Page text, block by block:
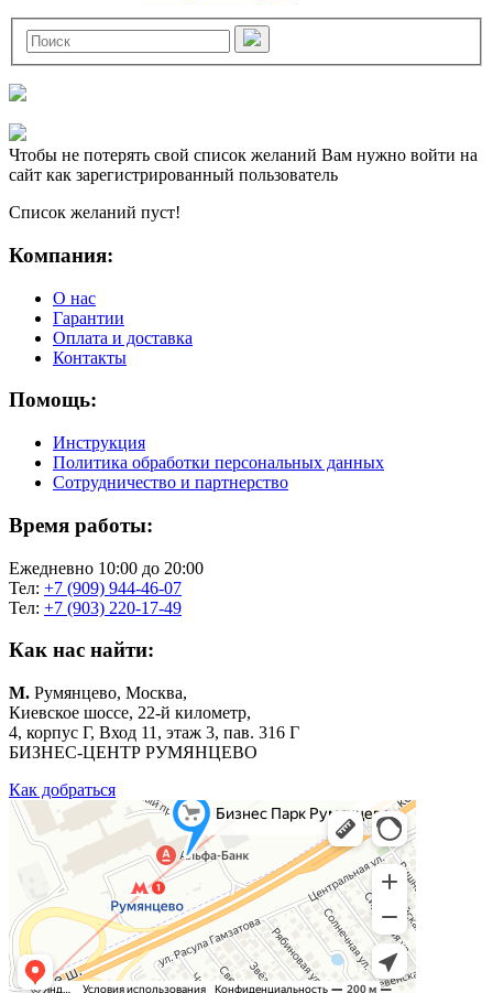
Чтобы не потерять свой список желаний Вам нужно войти на
сайт как зарегистрированный пользователь
Список желаний пуст!
Компания:
О нас
Гарантии
Оплата и доставка
Контакты
Помощь:
Инструкция
Политика обработки персональных данных
Сотрудничество и партнерство
Время работы:
Ежедневно 10:00 до 20:00
Тел: +7 (909) 944-46-07
Тел: +7 (903) 220-17-49
Как нас найти:
М. Румянцево, Москва,
Киевское шоссе, 22-й километр,
4, корпус Г, Вход 11, этаж 3, пав. 316 Г
БИЗНЕС-ЦЕНТР РУМЯНЦЕВО
Как добраться